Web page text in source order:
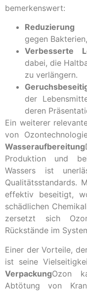
bemerkenswert:
Reduzierung
gegen
Verbesserte
dabei, die
zu verlängern.
der
deren
Ein weiterer
von
Wasseraufbereitung
Produktion und
Wassers ist
Qualitätsstandards.
effektiv beseitigt,
schädlichen
zersetzt sich
Rückstände im
Einer der Vorteile,
ist seine
VerpackungOzon
Abtötung von